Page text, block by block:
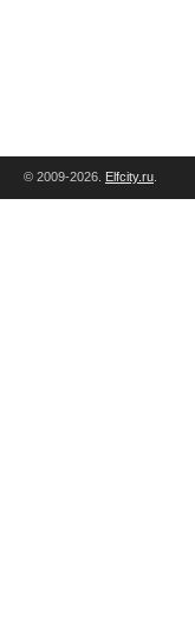
© 2009-2026. Elfcity.ru